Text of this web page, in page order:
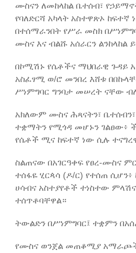
ሙስናን ለመከላከል ቤተሰብ፣
የባለድርሻ አካላት አስተዋጽኦ ከፍተኛ
በተሰማራንበት የሥራ መስክ
ሙስና እና ብልሹ አሰራርን ልንከላከል
በኮሚሽኑ የሴቶችና ማህበራዊ ጉዳይ
አስፈፃሚ ወ/ሮ መንበረ እሸቱ
ሥነምግባር ግንባታ መሠረት ናቸው
አክለውም ሙስና ሕጻናትን፣
ተቋማትን የሚጎዳ መሆኑን ገልፀው፥
የሴቶች ሚና ከፍተኛ ነው ሲሉ
ስልጠናው በአገርዓቀፍ የፀረ-ሙስና
ተሰፋዬ ሂርጳሳ (ዶ/ር) የተሰጠ
ሀሳብና አስተያየቶች ተነስተው
ተሰጥቶባቸዋል።
ትውልድን በሥነምግባር፤ ተቋምን
የሙስና ወንጀል መጠቆሚያ